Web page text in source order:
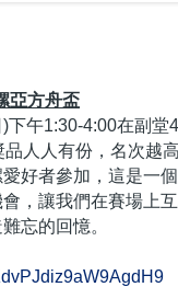
亞方舟盃
下午1:30-4:00在副堂
人人有份，名次越
好者參加，這是一
，讓我們在賽場上
忘的回憶。